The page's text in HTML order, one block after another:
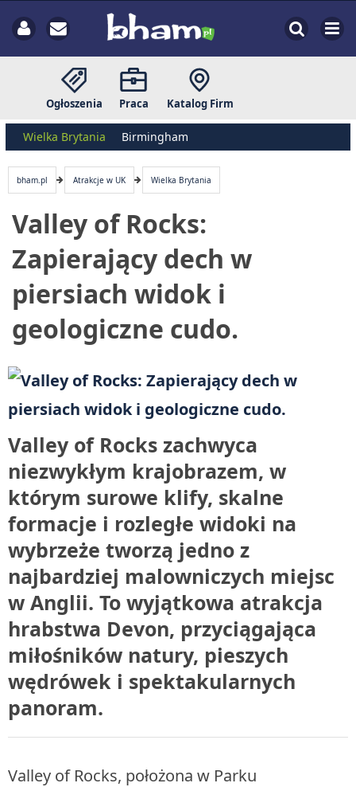
Ogłoszenia Praca Katalog Firm
Wielka Brytania Birmingham
bham.pl Atrakcje w UK Wielka Brytania
Valley of Rocks:
Zapierający dech w
piersiach widok i
geologiczne cudo.
Valley of Rocks zachwyca
niezwykłym krajobrazem, w
którym surowe klify, skalne
formacje i rozległe widoki na
wybrzeże tworzą jedno z
najbardziej malowniczych miejsc
w Anglii. To wyjątkowa atrakcja
hrabstwa Devon, przyciągająca
miłośników natury, pieszych
wędrówek i spektakularnych
panoram.
Valley of Rocks, położona w Parku